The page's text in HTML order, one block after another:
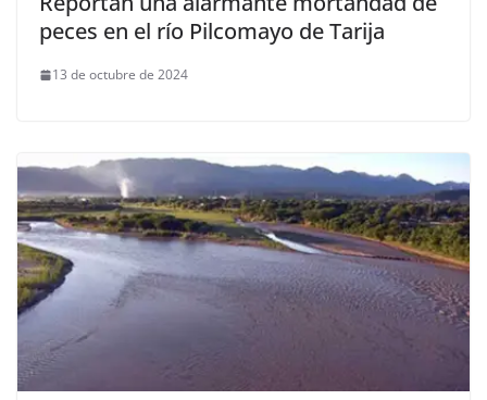
peces en el río Pilcomayo de Tarija
13 de octubre de 2024